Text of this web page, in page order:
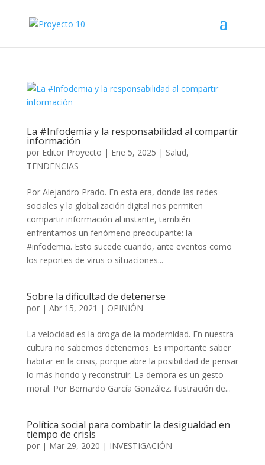
La #Infodemia y la responsabilidad al compartir
información
por Editor Proyecto | Ene 5, 2025 | Salud,
TENDENCIAS
Por Alejandro Prado. En esta era, donde las redes
sociales y la globalización digital nos permiten
compartir información al instante, también
enfrentamos un fenómeno preocupante: la
#infodemia. Esto sucede cuando, ante eventos como
los reportes de virus o situaciones...
Sobre la dificultad de detenerse
por | Abr 15, 2021 | OPINIÓN
La velocidad es la droga de la modernidad. En nuestra
cultura no sabemos detenernos. Es importante saber
habitar en la crisis, porque abre la posibilidad de pensar
lo más hondo y reconstruir. La demora es un gesto
moral. Por Bernardo García González. Ilustración de...
Política social para combatir la desigualdad en
tiempo de crisis
por | Mar 29, 2020 | INVESTIGACIÓN